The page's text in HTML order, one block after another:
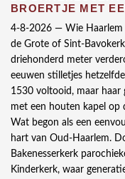
BROERTJE MET
4-8-2026 — Wie
de Grote of Sint-
driehonderd meter
eeuwen stilletjes
1530 voltooid, maar haar
met een houten kapel op
Wat begon als een
hart van Oud-Haarlem.
Bakenesserkerk
Kinderkerk, waar